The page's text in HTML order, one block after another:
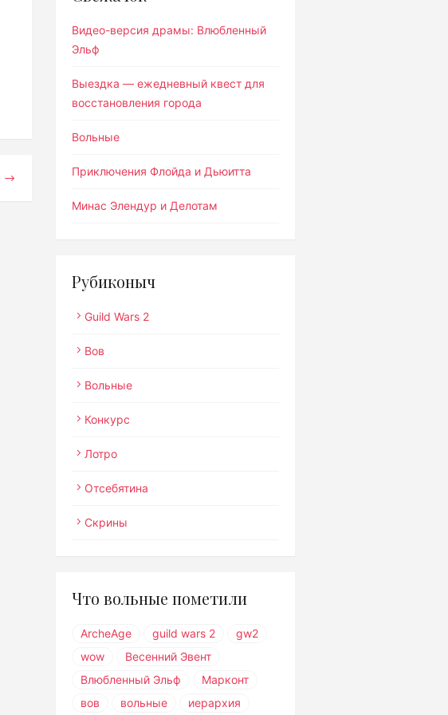
Видео-версия драмы: Влюбленный
Эльф
Выездка — ежедневный квест для
восстановления города
Вольные
Приключения Флойда и Дьюитта
Минас Элендур и Делотам
Рубиконыч
Guild Wars 2
Вов
Вольные
Конкурс
Лотро
Отсебятина
Скрины
Что вольные пометили
ArcheAge guild wars 2
gw2
wow
Весенний Эвент
Влюбленный Эльф
Марконт
вов
вольные иерархия